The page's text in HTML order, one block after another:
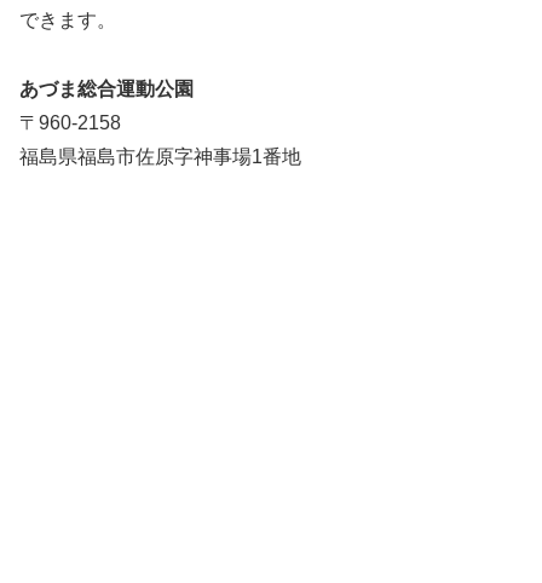
できます。
あづま総合運動公園
〒960-2158
福島県福島市佐原字神事場1番地